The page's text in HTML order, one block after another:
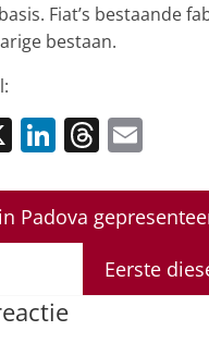
Fiat’s bestaande
bestaan.
X Li
k
e
n
T
re
a
d
s
ai
l
Padova
Eerste